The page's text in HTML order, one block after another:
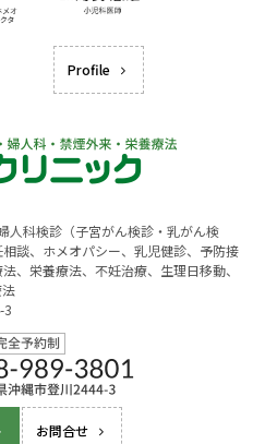
Profile
人科検診（子宮がん検診・乳がん検
談、ホメオパシー、乳児健診、予防接
、栄養療法、不妊治療、生理日移動、
3
お問合せ